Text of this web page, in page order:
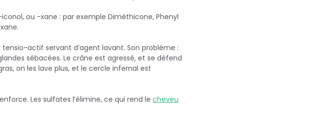
ou -xane : par exemple Diméthicone, Phenyl
actif servant d’agent lavant. Son problème :
sébacées. Le crâne est agressé, et se défend
on les lave plus, et le cercle infernal est
Les sulfates l’élimine, ce qui rend le cheveu